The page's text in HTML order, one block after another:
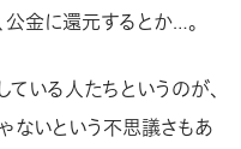
金に還元するとか…。
いる人たちというのが、
ないという不思議さもあ